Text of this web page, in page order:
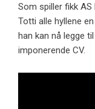
Som spiller fikk
Totti alle hyllene
han kan nå legge
imponerende CV.